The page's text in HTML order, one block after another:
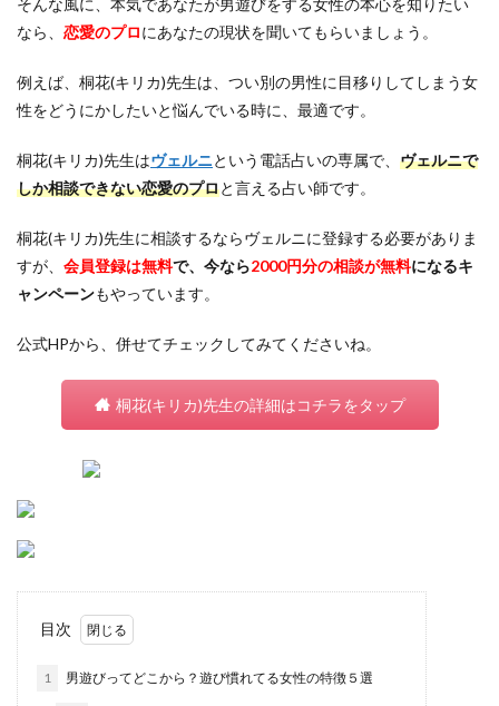
そんな風に、本気であなたが男遊びをする女性の本心を知りたい
なら、 恋愛のプロにあなたの現状を聞いてもらいましょう。
例えば、桐花(キリカ)先生は、つい別の男性に目移りしてしまう女
性をどうにかしたいと悩んでいる時に、最適です。
桐花(キリカ)先生はヴェルニという電話占いの専属で、 ヴェルニで
しか相談できない恋愛のプロと言える占い師です。
桐花(キリカ)先生に相談するならヴェルニに登録する必要がありま
すが、 会員登録は無料で、今なら2000円分の相談が無料になるキ
ャンペーンもやっています。
公式HPから、併せてチェックしてみてくださいね。
桐花(キリカ)先生の詳細はコチラをタップ
目次
1 男遊びってどこから？遊び慣れてる女性の特徴５選